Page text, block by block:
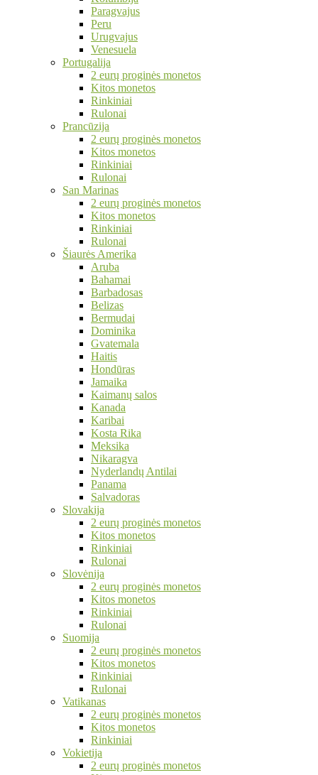
Paragvajus
Peru
Urugvajus
Venesuela
Portugalija
2 eurų proginės monetos
Kitos monetos
Rinkiniai
Rulonai
Prancūzija
2 eurų proginės monetos
Kitos monetos
Rinkiniai
Rulonai
San Marinas
2 eurų proginės monetos
Kitos monetos
Rinkiniai
Rulonai
Šiaurės Amerika
Aruba
Bahamai
Barbadosas
Belizas
Bermudai
Dominika
Gvatemala
Haitis
Hondūras
Jamaika
Kaimanų salos
Kanada
Karibai
Kosta Rika
Meksika
Nikaragva
Nyderlandų Antilai
Panama
Salvadoras
Slovakija
2 eurų proginės monetos
Kitos monetos
Rinkiniai
Rulonai
Slovėnija
2 eurų proginės monetos
Kitos monetos
Rinkiniai
Rulonai
Suomija
2 eurų proginės monetos
Kitos monetos
Rinkiniai
Rulonai
Vatikanas
2 eurų proginės monetos
Kitos monetos
Rinkiniai
Vokietija
2 eurų proginės monetos